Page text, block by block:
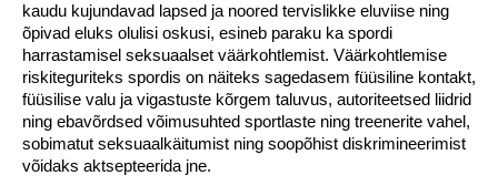
kaudu kujundavad lapsed ja noored tervislikke eluviise ning
õpivad eluks olulisi oskusi, esineb paraku ka spordi
harrastamisel seksuaalset väärkohtlemist. Väärkohtlemise
riskiteguriteks spordis on näiteks sagedasem füüsiline kontakt,
füüsilise valu ja vigastuste kõrgem taluvus, autoriteetsed liidrid
ning ebavõrdsed võimusuhted sportlaste ning treenerite vahel,
sobimatut seksuaalkäitumist ning soopõhist diskrimineerimist
võidaks aktsepteerida jne.